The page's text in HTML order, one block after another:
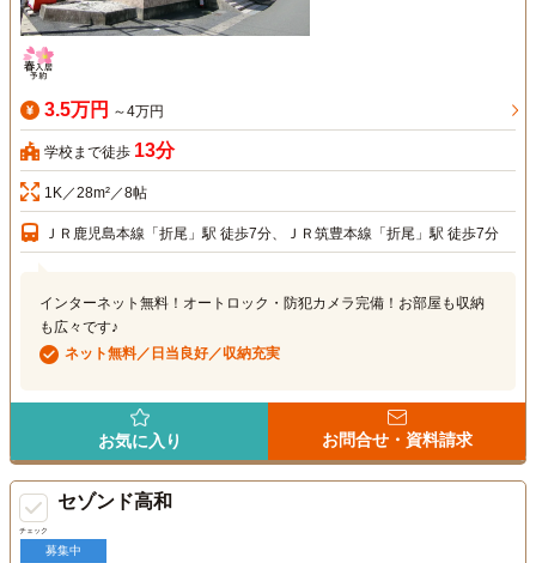
3.5万円 ～4万円
学校まで徒歩 13分
1K／28m²／8帖
ＪＲ鹿児島本線「折尾」駅 徒歩7分、ＪＲ筑豊本線「折尾」駅 徒歩7分
インターネット無料！オートロック・防犯カメラ完備！お部屋も収納
も広々です♪
ネット無料／日当良好／収納充実
お気に入り お問合せ・資料請求
チェック
セゾンド高和
募集中